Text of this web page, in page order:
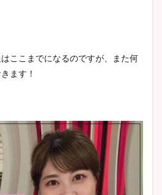
ここまでになるのですが、また何
ます！